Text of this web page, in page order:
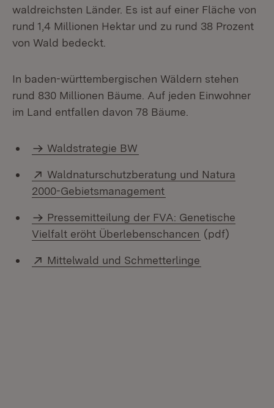
waldreichsten Länder. Es ist auf einer Fläche von
rund 1,4 Millionen Hektar und zu rund 38 Prozent
von Wald bedeckt.
In baden-württembergischen Wäldern stehen
rund 830 Millionen Bäume. Auf jeden Einwohner
im Land entfallen davon 78 Bäume.
Waldstrategie BW
Extern:
Waldnaturschutzberatung und Natura
2000-Gebietsmanagement
Pressemitteilung der FVA: Genetische
Vielfalt eröht Überlebenschancen (pdf)
Extern:
Mittelwald und Schmetterlinge